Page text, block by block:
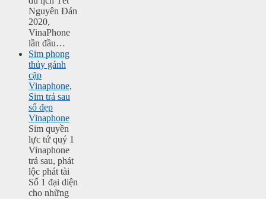
Nguyên Đán
2020,
VinaPhone
lần đầu…
Sim phong
thủy gánh
cặp
Vinaphone,
Sim trả sau
số đẹp
Vinaphone
Sim quyền
lực tứ quý 1
Vinaphone
trả sau, phát
lộc phát tài
Số 1 đại diện
cho những